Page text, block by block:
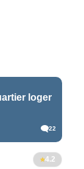
loger
22
4.2